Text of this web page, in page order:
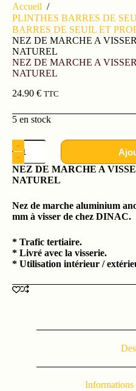
Accueil /
PLINTHES BARRES DE
BARRES DE SEUIL ET
NEZ DE MARCHE A
NATUREL
NEZ DE MARCHE A
NATUREL
24.90 € TTC
5 en stock
NEZ DE MARCHE A
NATUREL
Nez de marche aluminium
mm à visser de chez DINAC.
* Trafic tertiaire.
* Livré avec la visserie.
* Utilisation intérieur /
Informations